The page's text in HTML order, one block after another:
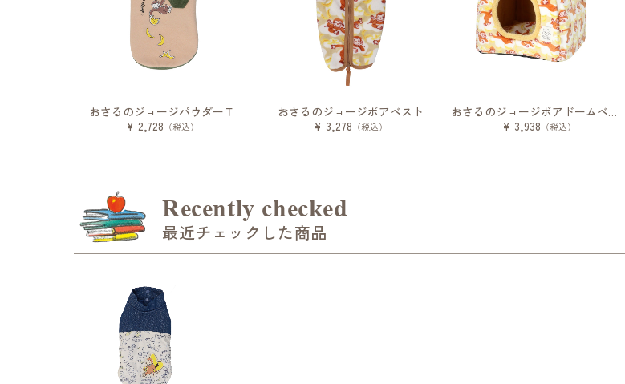
おさるのジョージパウダーＴ
¥ 2,728 （税込）
おさるのジョージボアベスト
¥ 3,278 （税込）
おさるのジョージボアドームベッド
¥ 3,938 （税込）
Recently checked
最近チェックした商品